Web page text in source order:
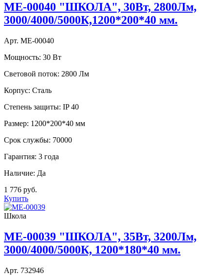
ME-00040 "ШКОЛА", 30Вт, 2800Лм,
3000/4000/5000К,1200*200*40 мм.
Арт. ME-00040
Мощность: 30 Вт
Световой поток: 2800 Лм
Корпус: Сталь
Степень защиты: IP 40
Размер: 1200*200*40 мм
Срок службы: 70000
Гарантия: 3 года
Наличие: Да
1 776 руб.
Купить
Школа
ME-00039 "ШКОЛА", 35Вт, 3200Лм,
3000/4000/5000К, 1200*180*40 мм.
Арт. 732946